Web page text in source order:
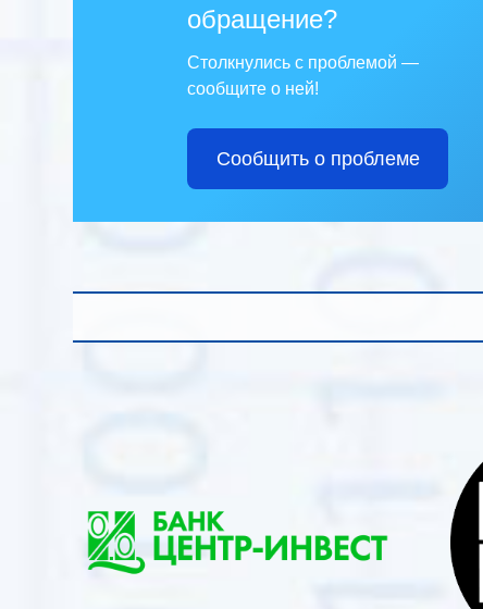
обращение?
Столкнулись с проблемой —
сообщите о ней!
Сообщить о проблеме